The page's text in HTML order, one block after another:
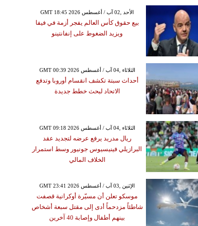
GMT 18:45 2026 الأحد ,02 آب / أغسطس
بيع حقوق كأس العالم يفجر أزمة في فيفا
ويزيد الضغوط على إنفانتينو
GMT 00:39 2026 الثلاثاء ,04 آب / أغسطس
أحداث سبتة تكشف انقسام أوروبا وتدفع
الاتحاد لبحث خطط جديدة
GMT 09:18 2026 الثلاثاء ,04 آب / أغسطس
ريال مدريد يرفع عرضه لتجديد عقد
البرازيلي فينيسيوس جونيور وسط استمرار
الخلاف المالي
GMT 23:41 2026 الإثنين ,03 آب / أغسطس
موسكو تعلن أن مسيّرة أوكرانية قصفت
شاطئاً مزدحماً أدى إلى مقتل سبعة أشخاص
بينهم أطفال وإصابة 40 آخرين